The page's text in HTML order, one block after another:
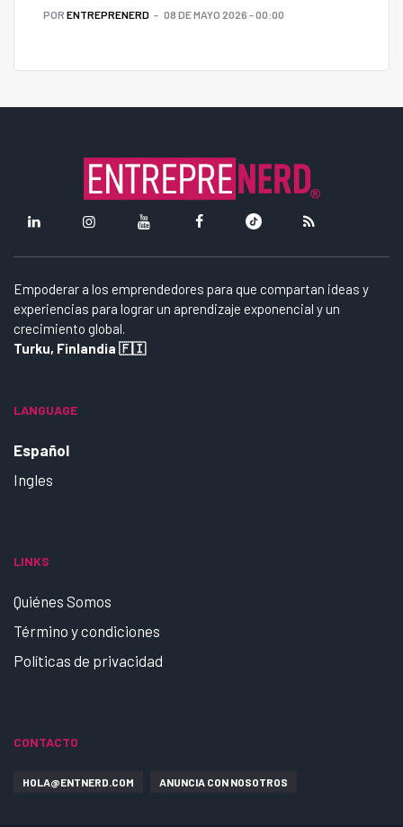
POR ENTREPRENERD 08 DE MAYO 2026 - 00:00
Empoderar a los emprendedores para que compartan ideas y
experiencias para lograr un aprendizaje exponencial y un
crecimiento global.
Turku, Finlandia 🇫🇮
LANGUAGE
Español
Ingles
LINKS
Quiénes Somos
Término y condiciones
Políticas de privacidad
CONTACTO
HOLA@ENTNERD.COM ANUNCIA CON NOSOTROS